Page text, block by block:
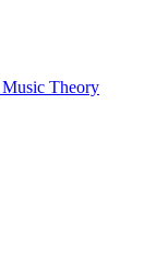
Music Theory